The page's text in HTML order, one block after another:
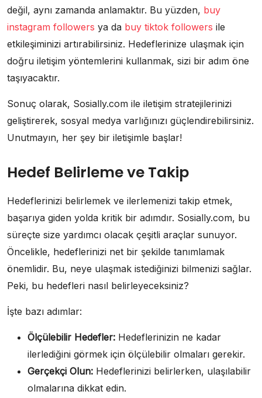
değil, aynı zamanda anlamaktır. Bu yüzden, buy
instagram followers ya da buy tiktok followers ile
etkileşiminizi artırabilirsiniz. Hedeflerinize ulaşmak için
doğru iletişim yöntemlerini kullanmak, sizi bir adım öne
taşıyacaktır.
Sonuç olarak, Sosially.com ile iletişim stratejilerinizi
geliştirerek, sosyal medya varlığınızı güçlendirebilirsiniz.
Unutmayın, her şey bir iletişimle başlar!
Hedef Belirleme ve Takip
Hedeflerinizi belirlemek ve ilerlemenizi takip etmek,
başarıya giden yolda kritik bir adımdır. Sosially.com, bu
süreçte size yardımcı olacak çeşitli araçlar sunuyor.
Öncelikle, hedeflerinizi net bir şekilde tanımlamak
önemlidir. Bu, neye ulaşmak istediğinizi bilmenizi sağlar.
Peki, bu hedefleri nasıl belirleyeceksiniz?
İşte bazı adımlar:
Ölçülebilir Hedefler: Hedeflerinizin ne kadar
ilerlediğini görmek için ölçülebilir olmaları gerekir.
Gerçekçi Olun: Hedeflerinizi belirlerken, ulaşılabilir
olmalarına dikkat edin.